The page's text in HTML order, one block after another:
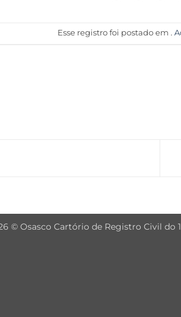
Esse registro foi postado em .
© Osasco Cartório de Registro Civil do